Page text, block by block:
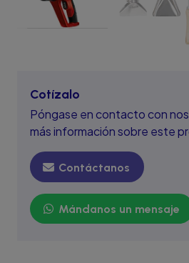
Cotízalo
Póngase en contacto con
más información sobre este
Contáctanos
Mándanos un mensaje